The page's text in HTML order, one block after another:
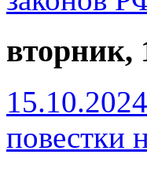
вторник,
повестки